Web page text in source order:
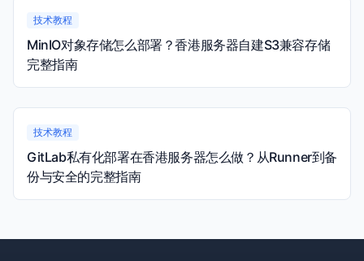
技术教程
MinIO对象存储怎么部署？香港服务器自建S3兼容存储
完整指南
技术教程
GitLab私有化部署在香港服务器怎么做？从Runner到备
份与安全的完整指南